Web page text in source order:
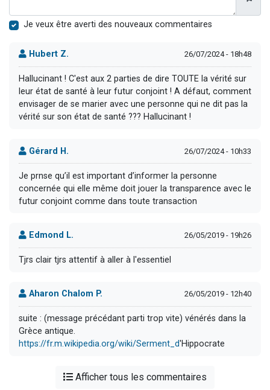
Je veux être averti des nouveaux commentaires
Hubert Z. 26/07/2024 - 18h48
Hallucinant ! C'est aux 2 parties de dire TOUTE la vérité sur
leur état de santé à leur futur conjoint ! A défaut, comment
envisager de se marier avec une personne qui ne dit pas la
vérité sur son état de santé ??? Hallucinant !
Gérard H. 26/07/2024 - 10h33
Je prnse qu’il est important d’informer la personne
concernée qui elle même doit jouer la transparence avec le
futur conjoint comme dans toute transaction
Edmond L. 26/05/2019 - 19h26
Tjrs clair tjrs attentif à aller à l'essentiel
Aharon Chalom P. 26/05/2019 - 12h40
suite : (message précédant parti trop vite) vénérés dans la
Grèce antique.
https://fr.m.wikipedia.org/wiki/Serment_d'Hippocrate
Afficher tous les commentaires